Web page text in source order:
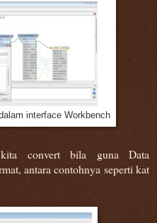
interface Workbench
convert bila guna Data
antara contohnya seperti kat